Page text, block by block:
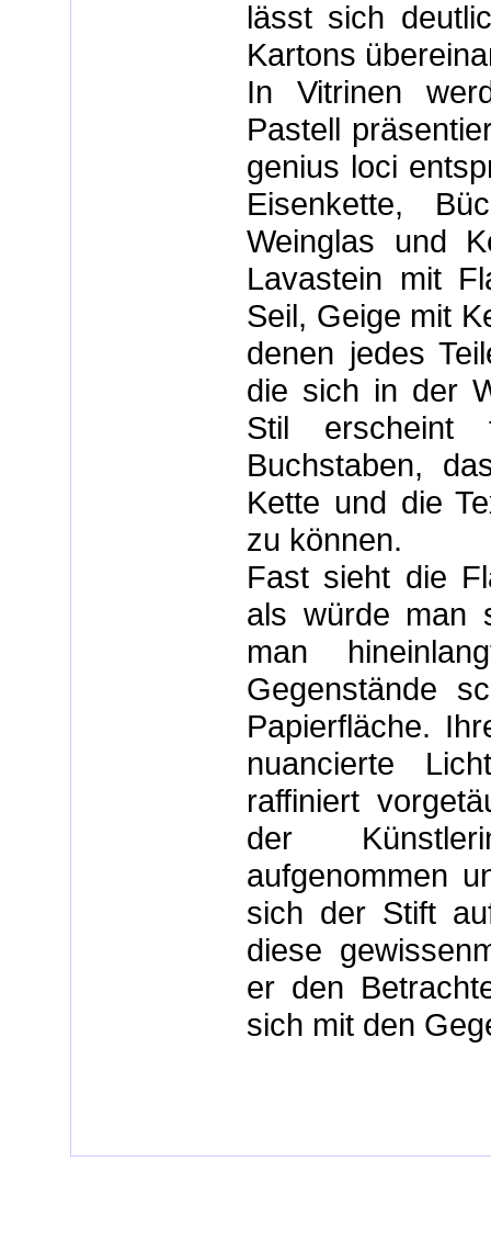
lässt sich
Kartons
In Vitrinen
Pastell
genius loci
Eisenkette,
Weinglas und
Lavastein mit
Seil, Geige mit
denen jedes
die sich in der
Stil erscheint
Buchstaben,
Kette und die
zu können.
Fast sieht die
als würde man
man
Gegenstände
Papierfläche.
nuancierte
raffiniert
der
aufgenommen
sich der Stift
diese
er den
sich mit den